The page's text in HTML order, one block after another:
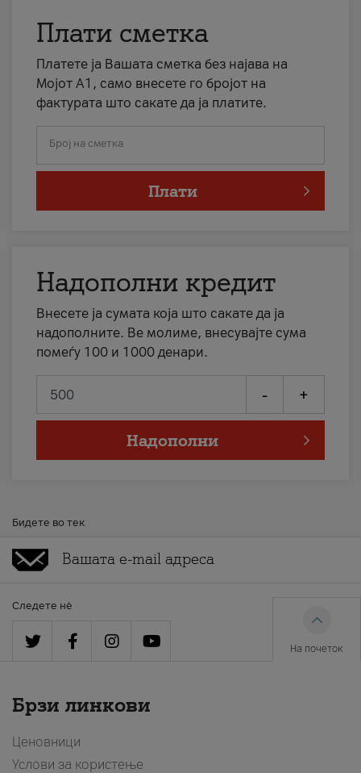
Плати сметка
Платете ја Вашата сметка без најава на
Мојот А1, само внесете го бројот на
фактурата што сакате да ја платите.
Број на сметка
Плати
Надополни кредит
Внесете ја сумата која што сакате да ја
надополните. Ве молиме, внесувајте сума
помеѓу 100 и 1000 денари.
- +
Надополни
Бидете во тек
Следете нè
На почеток
Брзи линкови
Ценовници
Услови за користење